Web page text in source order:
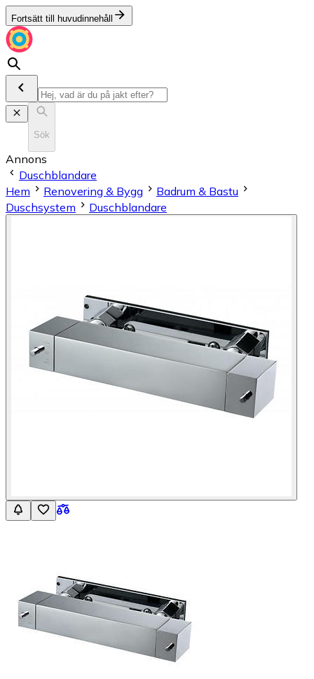
Fortsätt till huvudinnehåll
Sök
Annons
Duschblandare
Hem
Renovering & Bygg
Badrum & Bastu
Duschsystem
Duschblandare